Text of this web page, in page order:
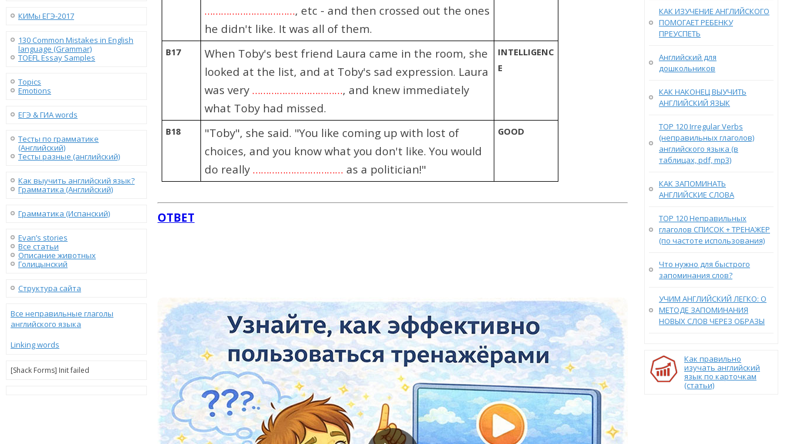
КИМы ЕГЭ-2017
130 Сommon Mistakes in English
language (Grammar)
TOEFL Essay Samples
Topics
Emotions
ЕГЭ & ГИА words
Тесты по грамматике
(Английский)
Тесты разные (английский)
Как выучить английский язык?
Грамматика (Английский)
Грамматика (Испанский)
Evan’s stories
Все статьи
Описание животных
Голицынский
Структура сайта
Все неправильные глаголы
английского языка
Linking words
[Shack Forms] Init failed
……………………………, etc - and then crossed out the ones
he didn't like. It was all of them.
B17
When Toby's best friend Laura came in the room, she
looked at the list, and at Toby's sad expression. Laura
was very ……………………………, and knew immediately
what Toby had missed.
INTELLIGENC
E
B18
"Toby", she said. "You like coming up with lost of
choices, and you know what you don't like. You would
do really …………………………… as a politician!"
GOOD
ОТВЕТ
КАК ИЗУЧЕНИЕ АНГЛИЙСКОГО
ПОМОГАЕТ РЕБЕНКУ
ПРЕУСПЕТЬ
Английский для
дошкольников
КАК НАКОНЕЦ ВЫУЧИТЬ
АНГЛИЙСКИЙ ЯЗЫК
TOP 120 Irregular Verbs
(неправильных глаголов)
английского языка (в
таблицах, pdf, mp3)
КАК ЗАПОМИНАТЬ
АНГЛИЙСКИЕ СЛОВА
TOP 120 Неправильных
глаголов СПИСОК + ТРЕНАЖЕР
(по частоте использования)
Что нужно для быстрого
запоминания слов?
УЧИМ АНГЛИЙСКИЙ ЛЕГКО: О
МЕТОДЕ ЗАПОМИНАНИЯ
НОВЫХ СЛОВ ЧЕРЕЗ ОБРАЗЫ
Как правильно
изучать английский
язык по карточкам
(статьи)